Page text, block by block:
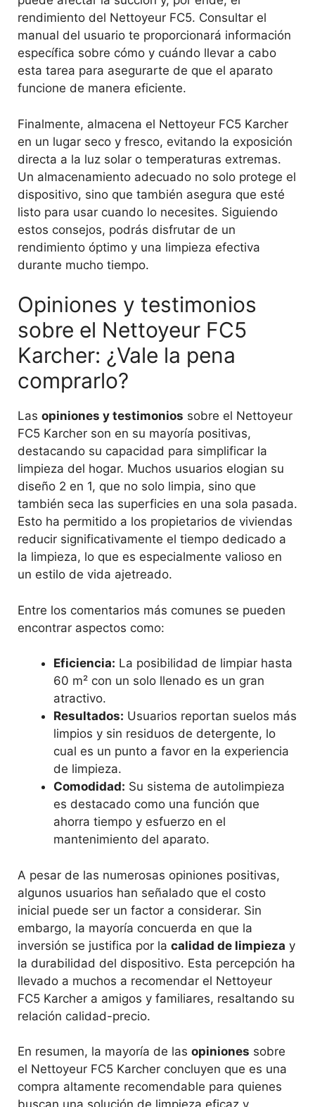
rendimiento del Nettoyeur FC5. Consultar el
manual del usuario te proporcionará información
específica sobre cómo y cuándo llevar a cabo
esta tarea para asegurarte de que el aparato
funcione de manera eficiente.
Finalmente, almacena el Nettoyeur FC5 Karcher
en un lugar seco y fresco, evitando la exposición
directa a la luz solar o temperaturas extremas.
Un almacenamiento adecuado no solo protege el
dispositivo, sino que también asegura que esté
listo para usar cuando lo necesites. Siguiendo
estos consejos, podrás disfrutar de un
rendimiento óptimo y una limpieza efectiva
durante mucho tiempo.
Opiniones y testimonios
sobre el Nettoyeur FC5
Karcher: ¿Vale la pena
comprarlo?
Las opiniones y testimonios sobre el Nettoyeur
FC5 Karcher son en su mayoría positivas,
destacando su capacidad para simplificar la
limpieza del hogar. Muchos usuarios elogian su
diseño 2 en 1, que no solo limpia, sino que
también seca las superficies en una sola pasada.
Esto ha permitido a los propietarios de viviendas
reducir significativamente el tiempo dedicado a
la limpieza, lo que es especialmente valioso en
un estilo de vida ajetreado.
Entre los comentarios más comunes se pueden
encontrar aspectos como:
Eficiencia: La posibilidad de limpiar hasta
60 m² con un solo llenado es un gran
atractivo.
Resultados: Usuarios reportan suelos más
limpios y sin residuos de detergente, lo
cual es un punto a favor en la experiencia
de limpieza.
Comodidad: Su sistema de autolimpieza
es destacado como una función que
ahorra tiempo y esfuerzo en el
mantenimiento del aparato.
A pesar de las numerosas opiniones positivas,
algunos usuarios han señalado que el costo
inicial puede ser un factor a considerar. Sin
embargo, la mayoría concuerda en que la
inversión se justifica por la calidad de limpieza y
la durabilidad del dispositivo. Esta percepción ha
llevado a muchos a recomendar el Nettoyeur
FC5 Karcher a amigos y familiares, resaltando su
relación calidad-precio.
En resumen, la mayoría de las opiniones sobre
el Nettoyeur FC5 Karcher concluyen que es una
compra altamente recomendable para quienes